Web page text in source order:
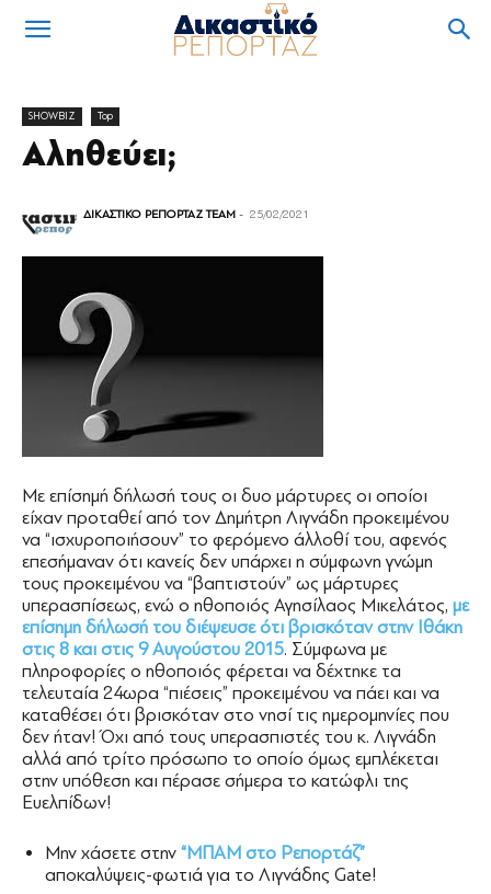
SHOWBIZ Top
Αληθεύει;
ΔΙΚΑΣΤΙΚΟ ΡΕΠΟΡΤΑΖ TEAM - 25/02/2021
Με επίσημή δήλωσή τους οι δυο μάρτυρες οι οποίοι
είχαν προταθεί από τον Δημήτρη Λιγνάδη προκειμένου
να “ισχυροποιήσουν” το φερόμενο άλλοθί του, αφενός
επεσήμαναν ότι κανείς δεν υπάρχει η σύμφωνη γνώμη
τους προκειμένου να “βαπτιστούν” ως μάρτυρες
υπερασπίσεως, ενώ o ηθοποιός Αγησίλαος Μικελάτος, με
επίσημη δήλωσή του διέψευσε ότι βρισκόταν στην Ιθάκη
στις 8 και στις 9 Αυγούστου 2015. Σύμφωνα με
πληροφορίες ο ηθοποιός φέρεται να δέχτηκε τα
τελευταία 24ωρα “πιέσεις” προκειμένου να πάει και να
καταθέσει ότι βρισκόταν στο νησί τις ημερομηνίες που
δεν ήταν! Όχι από τους υπερασπιστές του κ. Λιγνάδη
αλλά από τρίτο πρόσωπο το οποίο όμως εμπλέκεται
στην υπόθεση και πέρασε σήμερα το κατώφλι της
Ευελπίδων!
Μην χάσετε στην “ΜΠΑΜ στο Ρεπορτάζ”
αποκαλύψεις-φωτιά για το Λιγνάδης Gate!